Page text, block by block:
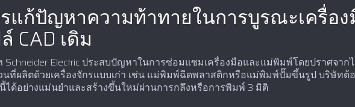
แก้ปัญหาความท้าทายในการบูรณะเครื่อ
CAD เดิม
Schneider Electric ประสบปัญหาในการซ่อมแซมเครื่องมือและแม่พิมพ์โดยปราศจา
ที่ผลิตด้วยเครื่องจักรแบบเก่า เช่น แม่พิมพ์ฉีดพลาสติกหรือแม่พิมพ์ปั๊มขึ้นรูป บริษัทต้
ได้อย่างแม่นยำและสร้างขึ้นใหม่ผ่านการกลึงหรือการพิมพ์ 3 มิติ